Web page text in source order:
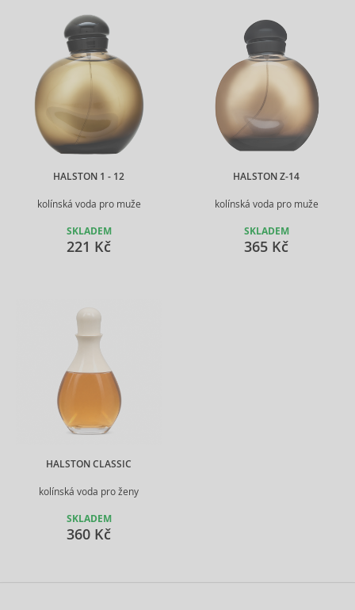
HALSTON 1 - 12
kolínská voda pro muže
SKLADEM
221 Kč
HALSTON Z-14
kolínská voda pro muže
SKLADEM
365 Kč
HALSTON CLASSIC
kolínská voda pro ženy
SKLADEM
360 Kč